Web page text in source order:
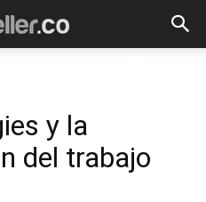
y la
del trabajo